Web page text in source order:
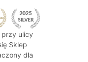
przy ulicy
Sklep
dla